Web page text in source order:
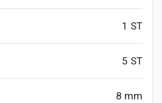
1 ST
5 ST
8 mm